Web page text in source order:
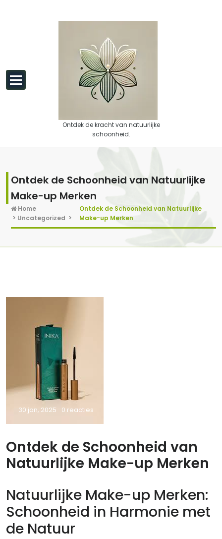
Ontdek de kracht van natuurlijke
schoonheid.
Ontdek de Schoonheid van Natuurlijke
Make-up Merken
Home
> Uncategorized >
Ontdek de Schoonheid van Natuurlijke
Make-up Merken
30 jan, 2025 0 reacties
Ontdek de Schoonheid van
Natuurlijke Make-up Merken
Natuurlijke Make-up Merken:
Schoonheid in Harmonie met
de Natuur